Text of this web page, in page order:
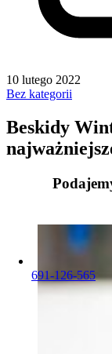
691-126-565
10 lutego 2022
Bez kategorii
Beskidy